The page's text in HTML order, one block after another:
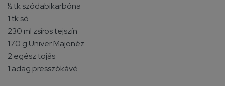
½ tk szódabikarbóna
1 tk só
230 ml zsíros tejszín
170 g Univer Majonéz
2 egész tojás
1 adag presszókávé